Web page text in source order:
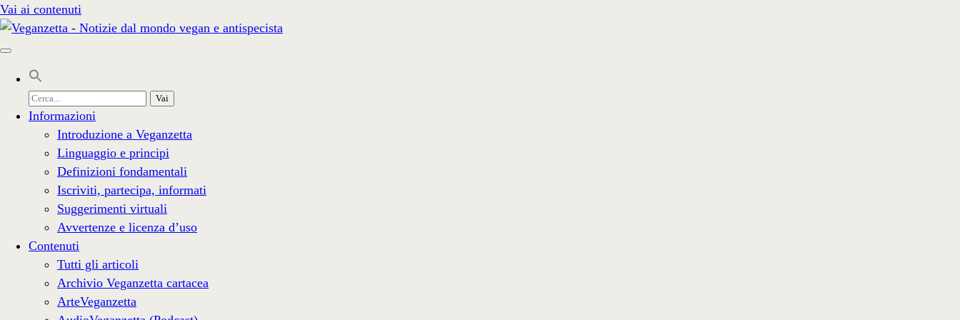
Vai ai contenuti
Cerca
per:
Informazioni
Introduzione a Veganzetta
Linguaggio e principi
Definizioni fondamentali
Iscriviti, partecipa, informati
Suggerimenti virtuali
Avvertenze e licenza d’uso
Contenuti
Tutti gli articoli
Archivio Veganzetta cartacea
ArteVeganzetta